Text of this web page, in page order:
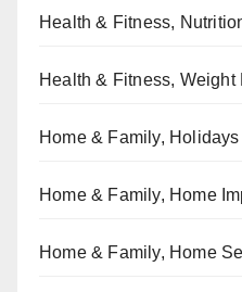
Health & Fitness,
Health & Fitness, Weight
Home & Family, Holidays
Home & Family, Home
Home & Family, Home